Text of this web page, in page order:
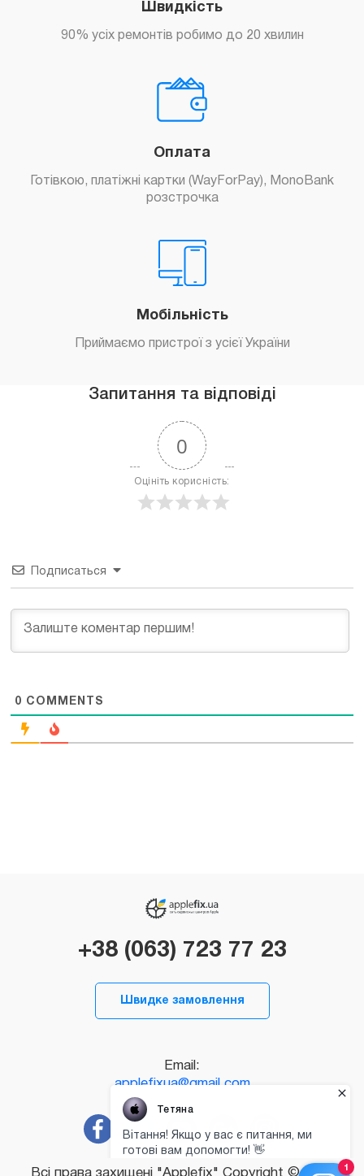
Швидкість
90% усіх ремонтів робимо до 20 хвилин
Оплата
Готівкою, платіжні картки (WayForPay), MonoBank
розстрочка
Мобільність
Приймаємо пристрої з усієї України
Запитання та відповіді
0
Оцініть корисність:
Подписаться
0 COMMENTS
+38 (063) 723 77 23
Швидке замовлення
Email:
applefixua@gmail.com
Всі права захищені "Applefix" Copyright © 2026